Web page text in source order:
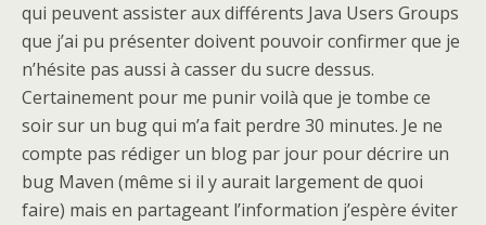
qui peuvent assister aux différents Java Users Groups
que j’ai pu présenter doivent pouvoir confirmer que je
n’hésite pas aussi à casser du sucre dessus.
Certainement pour me punir voilà que je tombe ce
soir sur un bug qui m’a fait perdre 30 minutes. Je ne
compte pas rédiger un blog par jour pour décrire un
bug Maven (même si il y aurait largement de quoi
faire) mais en partageant l’information j’espère éviter